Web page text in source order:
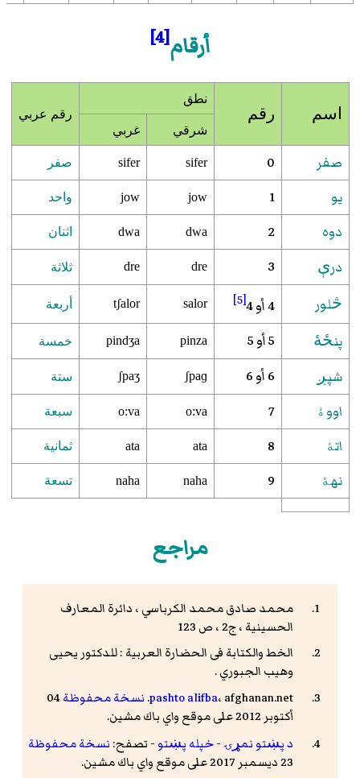
أرقام[4]
اسم رقم
نطق
رقم عربي
شرقي
غربي
صفر 0
sifer
sifer صفر
يو 1
jow
jow واحد
دوه 2
dwa
dwa اثنان
درې 3
dre
dre ثلاثة
څلور 4 أو 4 [5]
salor
tʃalor أربعة
پنځۀ 5 أو 5 pinza
pindʒa خمسة
شپږ 6 أو 6 ʃpaɡ
ʃpaʒ ستة
اووۀ 7
o:va
o:va سبعة
اتۀ 8
ata
ata ثمانية
نهۀ 9
naha
naha تسعة
مراجع
محمد صادق محمد الكرباسي ، دائرة المعارف
الحسينية ، ج2 ، ص 123
الخط والكتابة فى الحضارة العربية : للدكتور يحيى
وهيب الجبوري .
pashto alifba، afghanan.net. نسخة محفوظة04
أكتوبر 2012 على موقع واي باك مشين.
د پښتو نمړۍ - خپله پښتو - تصفح: نسخة محفوظة
23 ديسمبر 2017 على موقع واي باك مشين.